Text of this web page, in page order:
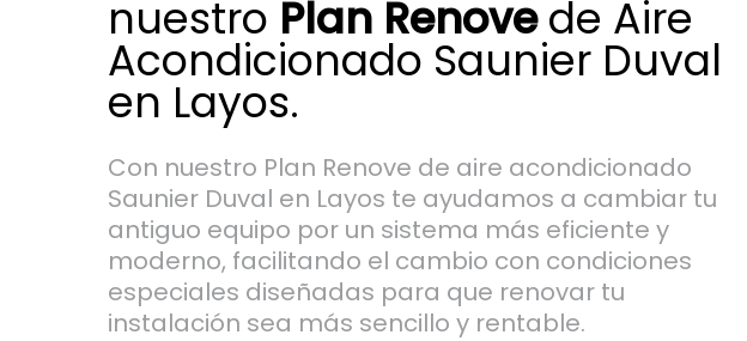
nuestro Plan Renovede Aire
Acondicionado Saunier Duval
en Layos.
Con nuestro Plan Renove de aire acondicionado
Saunier Duval en Layos te ayudamos a cambiar tu
antiguo equipo por un sistema más eficiente y
moderno, facilitando el cambio con condiciones
especiales diseñadas para que renovar tu
instalación sea más sencillo y rentable.